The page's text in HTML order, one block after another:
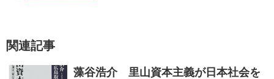
関連記事
藻谷浩介 里山資本主義が日本社会を